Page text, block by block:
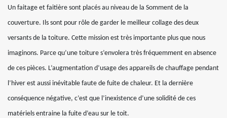
Un faitage et faitière sont placés au niveau de la Somment de la
couverture. Ils sont pour rôle de garder le meilleur collage des deux
versants de la toiture. Cette mission est très importante plus que nous
imaginons. Parce qu’une toiture s’envolera très fréquemment en absence
de ces pièces. L’augmentation d’usage des appareils de chauffage pendant
l’hiver est aussi inévitable faute de fuite de chaleur. Et la dernière
conséquence négative, c’est que l’inexistence d’une solidité de ces
matériels entraine la fuite d’eau sur le toit.